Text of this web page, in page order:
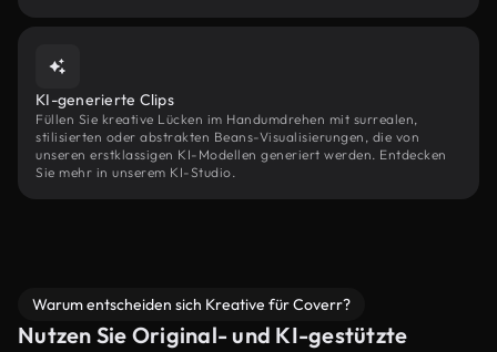
KI-generierte Clips
Füllen Sie kreative Lücken im Handumdrehen mit surrealen,
stilisierten oder abstrakten Beans-Visualisierungen, die von
unseren erstklassigen KI-Modellen generiert werden. Entdecken
Sie mehr in unserem KI-Studio.
Warum entscheiden sich Kreative für Coverr?
Nutzen Sie Original- und KI-gestützte